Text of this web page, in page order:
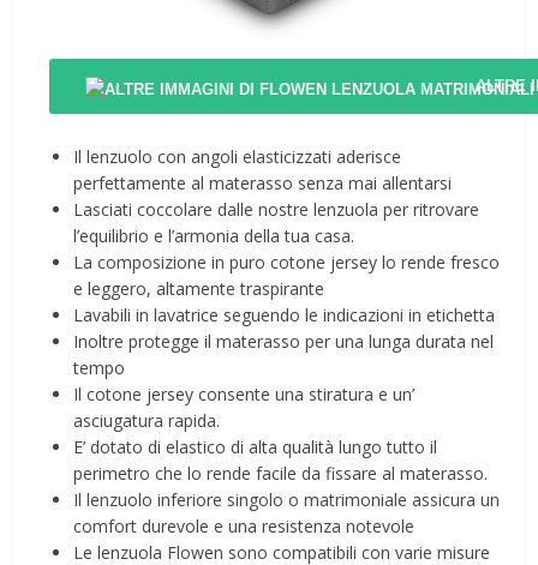
ALTRE
Il lenzuolo con angoli elasticizzati aderisce
perfettamente al materasso senza mai allentarsi
Lasciati coccolare dalle nostre lenzuola per ritrovare
l’equilibrio e l’armonia della tua casa.
La composizione in puro cotone jersey lo rende fresco
e leggero, altamente traspirante
Lavabili in lavatrice seguendo le indicazioni in etichetta
Inoltre protegge il materasso per una lunga durata nel
tempo
Il cotone jersey consente una stiratura e un’
asciugatura rapida.
E’ dotato di elastico di alta qualità lungo tutto il
perimetro che lo rende facile da fissare al materasso.
Il lenzuolo inferiore singolo o matrimoniale assicura un
comfort durevole e una resistenza notevole
Le lenzuola Flowen sono compatibili con varie misure